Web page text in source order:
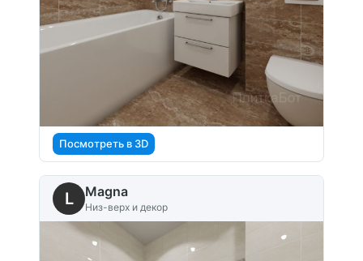
Посмотреть в 3D
L Magna
Низ-верх и декор